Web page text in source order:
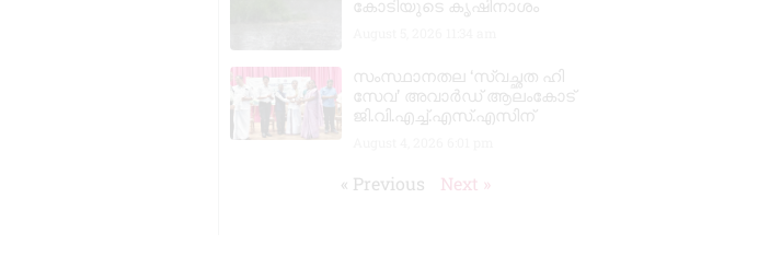
കോടിയുടെ കൃഷിനാശം
സംസ്ഥാനതല ‘സ്വച്ഛത ഹി
സേവ’ അവാർഡ് ആലംകോട്
ജി.വി.എച്ച്.എസ്.എസിന്
« Previous Next »